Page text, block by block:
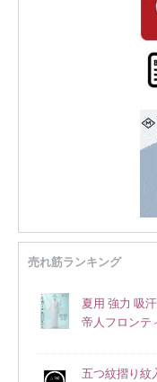
売れ筋ランキング
夏用 強力 吸
帝人フロンテ
五つ紋摺り紋